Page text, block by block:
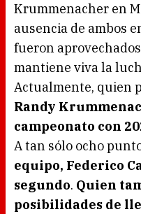
Krummenacher en
ausencia de ambos
fueron
mantiene viva la
Actualmente, quien
Randy
campeonato con
A tan sólo ocho
equipo, Federico
segundo. Quien
posibilidades de